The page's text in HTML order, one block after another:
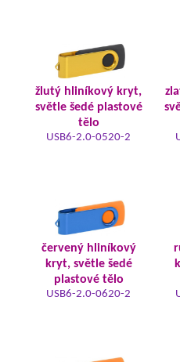
žlutý hliníkový kryt,
světle šedé plastové
tělo
USB6-2.0-0520-2
červený hliníkový
kryt, světle šedé
plastové tělo
USB6-2.0-0620-2